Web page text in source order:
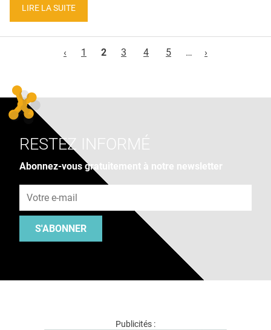
LIRE LA SUITE
‹
1 2 3 4 5 … ›
RESTEZ INFORMÉ
Abonnez-vous gratuitement à notre newsletter
S'ABONNER
Publicités :